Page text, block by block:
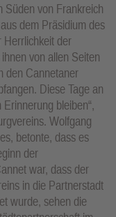
Süden von Frankreich
dem Präsidium des
Herrlichkeit der
von allen Seiten
den Cannetaner
Diese Tage an
bleiben“,
Wolfgang
betonte, dass es
der
war, dass der
in die Partnerstadt
wurde, sehen die